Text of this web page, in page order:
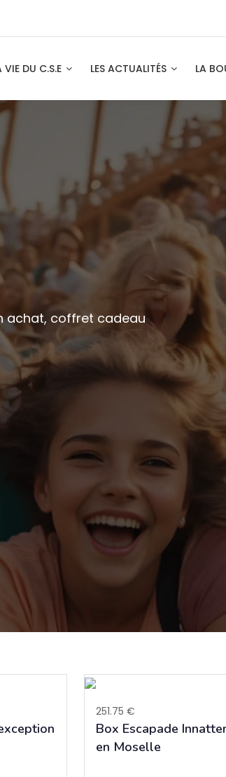
VIE DU C.S.E LES ACTUALITÉS LA
achat, coffret cadeau
251.75 €
Box Escapade
en Moselle